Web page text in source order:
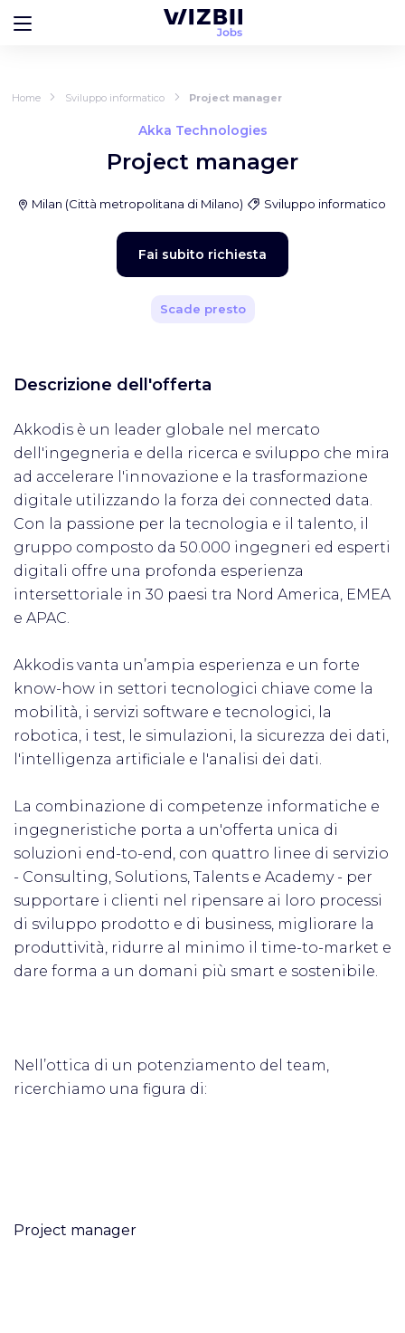
Home Sviluppo informatico Project manager
Akka Technologies
Project manager
Milan (Città metropolitana di Milano) Sviluppo informatico
Fai subito richiesta
Scade presto
Descrizione dell'offerta
Akkodis è un leader globale nel mercato
dell'ingegneria e della ricerca e sviluppo che mira
ad accelerare l'innovazione e la trasformazione
digitale utilizzando la forza dei connected data.
Con la passione per la tecnologia e il talento, il
gruppo composto da 50.000 ingegneri ed esperti
digitali offre una profonda esperienza
intersettoriale in 30 paesi tra Nord America, EMEA
e APAC.
Akkodis vanta un’ampia esperienza e un forte
know-how in settori tecnologici chiave come la
mobilità, i servizi software e tecnologici, la
robotica, i test, le simulazioni, la sicurezza dei dati,
l'intelligenza artificiale e l'analisi dei dati.
La combinazione di competenze informatiche e
ingegneristiche porta a un'offerta unica di
soluzioni end-to-end, con quattro linee di servizio
- Consulting, Solutions, Talents e Academy - per
supportare i clienti nel ripensare ai loro processi
di sviluppo prodotto e di business, migliorare la
produttività, ridurre al minimo il time-to-market e
dare forma a un domani più smart e sostenibile.
Nell’ottica di un potenziamento del team,
ricerchiamo una figura di:
Project manager